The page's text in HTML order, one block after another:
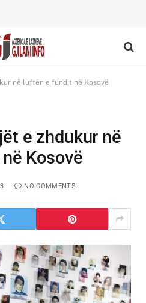
në luftën e fundit në Kosovë
e zhdukur në
Kosovë
NO COMMENTS